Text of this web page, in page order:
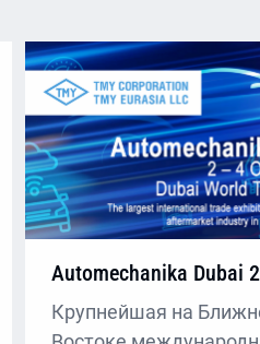
Automechanika Dubai
Крупнейшая на